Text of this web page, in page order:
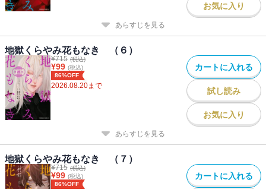
お気に入り
あらすじを見る
地獄くらやみ花もなき （６）
¥715 (税込)
¥99 (税込)
86%OFF
2026.08.20まで
カートに入れる
試し読み
お気に入り
あらすじを見る
地獄くらやみ花もなき （７）
¥715 (税込)
¥99 (税込)
86%OFF
カートに入れる